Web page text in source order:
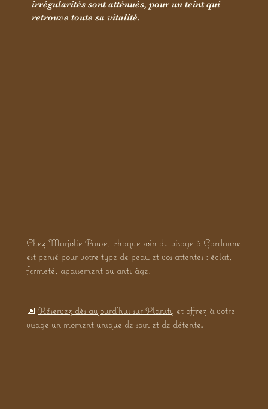
Chez Marjolie Pause, chaque soin du visage à Gardanne
est pensé pour votre type de peau et vos attentes : éclat,
fermeté, apaisement ou anti-âge.
📅 Réservez dès aujourd’hui sur Planity et offrez à votre
visage un moment unique de soin et de détente.
irrégularités sont atténués, pour un teint qui
retrouve toute sa vitalité.